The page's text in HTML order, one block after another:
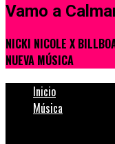
Vamo a
NICKI NICOLE X
NUEVA MÚSICA
Inicio
Música